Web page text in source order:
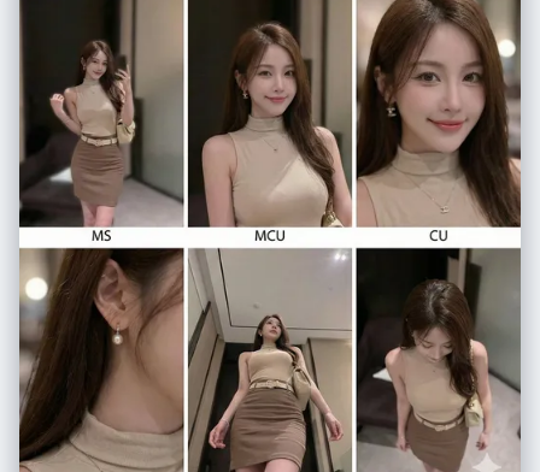
Ascent]** **[Insert Character Name]** appears as a recurring
miniature figure throughout the climb: 1. [Action at Layer 1 near the Title]
[Action at Layer 5] 6. [Action at Layer 6] 7. [Action at Layer 7] **[4. The
Branding & Atmosphere]** **No frames, no borders, no cross-
sections.** Lighting is cinematic and volumetric. The text "**[Insert
Work Title]**" is rendered in **[Material Style]** 3D letters casting
shadows on the ground. Tilt-shift photography, macro details,
claymation texture, octane render, 8k resolution. --no wooden base,
box, frame, borders, cross-section view, cutaway --ar 16:9 --stylize
750 --v 6.0 --- # User Input The user will provide **[Work Title] +
[Character Name]**.